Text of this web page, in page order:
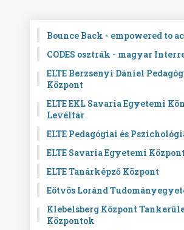
Bounce Back - empowered to
CODES osztrák - magyar
ELTE Berzsenyi Dániel
Központ
ELTE EKL Savaria Egyetemi
Levéltár
ELTE Pedagógiai és
ELTE Savaria Egyetemi
ELTE Tanárképző Központ
Eötvös Loránd
Klebelsberg Központ
Központok